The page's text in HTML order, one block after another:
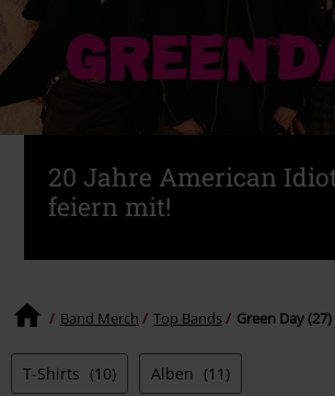
20 Jahre American
feiern mit!
Band Merch Top Bands Green Day (27)
T-Shirts (10) Alben (11)